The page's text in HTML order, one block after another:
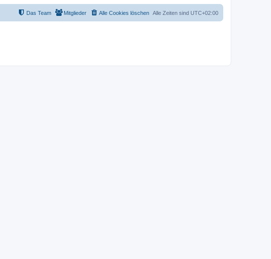
Alle Zeiten sind UTC+02:00
Alle Cookies löschen
Mitglieder
Das Team